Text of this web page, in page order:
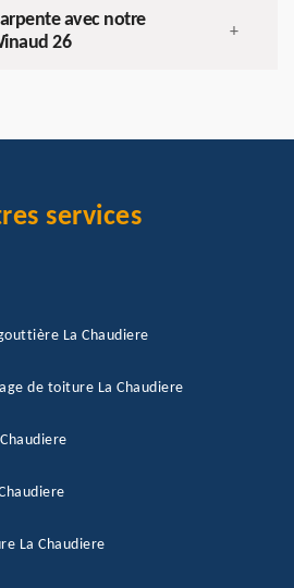
avec notre
26
+
services
La Chaudiere
de toiture La Chaudiere
La Chaudiere